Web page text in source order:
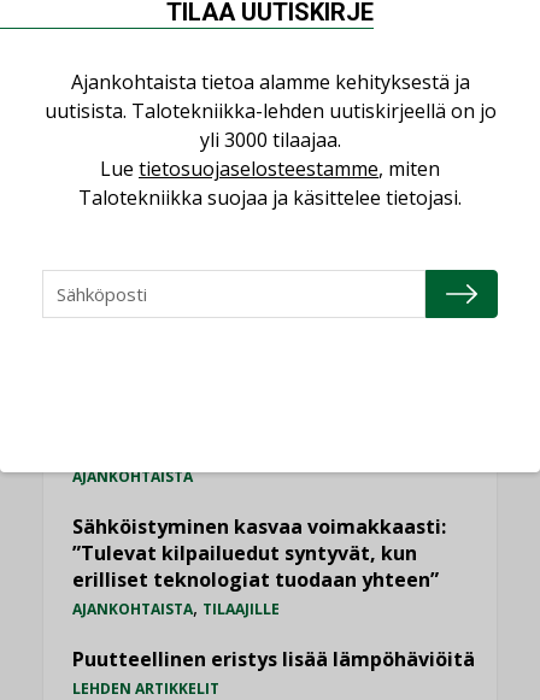
LUETUIMMAT UUTISET
Datakeskusurakointi on tekniikkalaji
LEHDEN ARTIKKELIT
AJANKOHTAISTA
Sähköistyminen kasvaa voimakkaasti:
”Tulevat kilpailuedut syntyvät, kun
erilliset teknologiat tuodaan yhteen”
AJANKOHTAISTA, TILAAJILLE
Puutteellinen eristys lisää lämpöhäviöitä
LEHDEN ARTIKKELIT
TILAA UUTISKIRJE
Ajankohtaista tietoa alamme kehityksestä ja
uutisista. Talotekniikka-lehden uutiskirjeellä on jo
yli 3000 tilaajaa.
Lue tietosuojaselosteestamme, miten
Talotekniikka suojaa ja käsittelee tietojasi.